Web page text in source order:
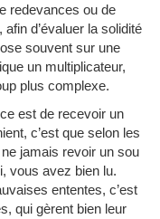
redevances ou de
d’évaluer la solidité
souvent sur une
un multiplicateur,
plus complexe.
est de recevoir un
c’est que selon les
jamais revoir un sou
vous avez bien lu.
ententes, c’est
qui gèrent bien leur